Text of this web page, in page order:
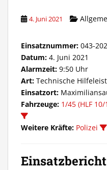
4. Juni 2021
Einsatznummer: 043-
Datum: 4. Juni 2021
Alarmzeit: 9:50 Uhr
Art: Technische
Einsatzort:
Fahrzeuge: 1/45 (HLF 10/
Weitere Kräfte: Polizei